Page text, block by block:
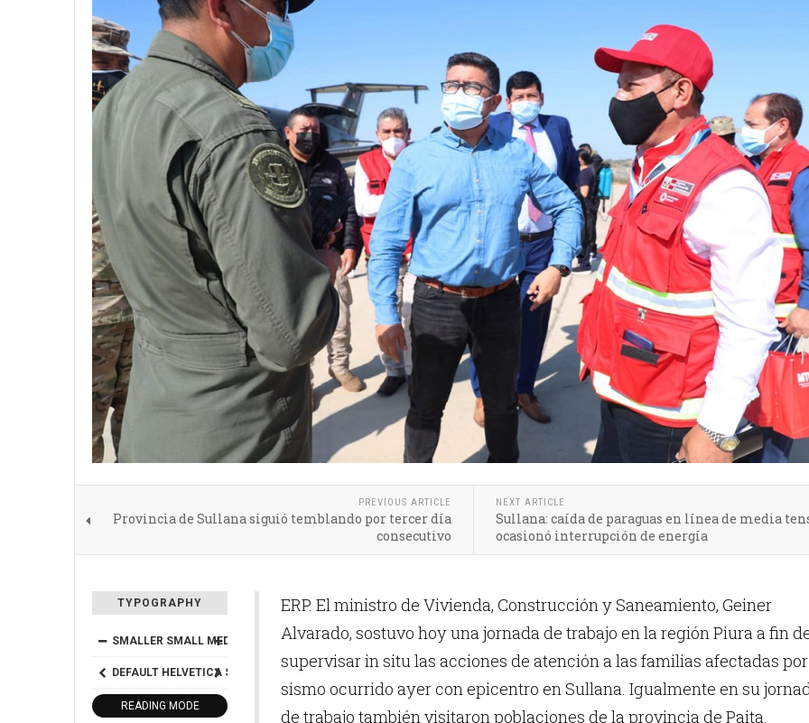
PREVIOUS ARTICLE
Provincia de Sullana siguió temblando por tercer día
consecutivo
NEXT ARTICLE
Sullana: caída de paraguas en línea de media
ocasionó interrupción de energía
TYPOGRAPHY
SMALLER SMALL MEDIUM BIGGER
DEFAULT HELVETICA SEGOE GEORGIA
READING MODE
ERP. El ministro de Vivienda, Construcción y Saneamiento, Geiner
Alvarado, sostuvo hoy una jornada de trabajo en la región Piura a fin
supervisar in situ las acciones de atención a las familias afectadas
sismo ocurrido ayer con epicentro en Sullana. Igualmente en su
de trabajo también visitaron poblaciones de la provincia de Paita.